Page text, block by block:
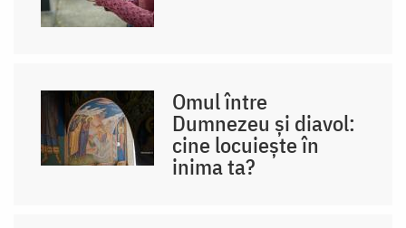
Omul între
Dumnezeu și diavol:
cine locuiește în
inima ta?